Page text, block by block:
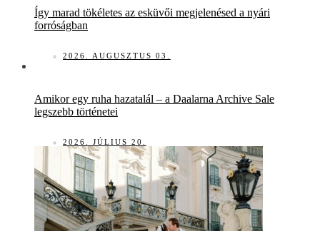
Így marad tökéletes az esküvői megjelenésed a nyári
forróságban
2026. AUGUSZTUS 03.
Amikor egy ruha hazatalál – a Daalarna Archive Sale
legszebb történetei
2026. JÚLIUS 20.